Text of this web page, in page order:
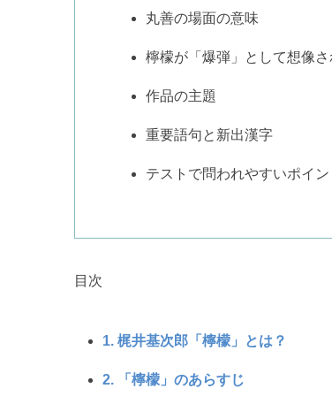
丸善の場面の意味
檸檬が「爆弾」として想像
作品の主題
重要語句と新出漢字
テストで問われやすいポイン
目次
1. 梶井基次郎「檸檬」とは？
2. 「檸檬」のあらすじ